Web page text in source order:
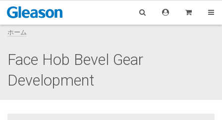
ホーム
Face Hob Bevel Gear
Development